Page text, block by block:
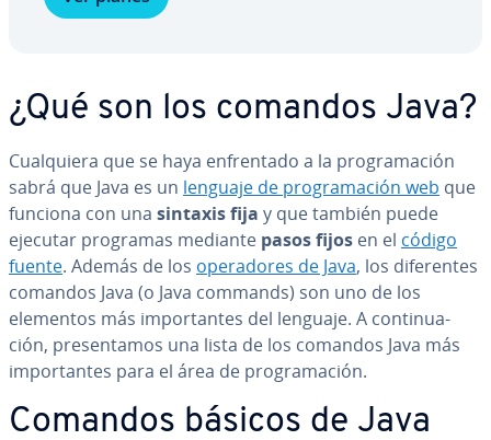
¿Qué son los comandos Java?
Cua­l­quie­ra que se haya en­fre­n­ta­do a la pro­gra­ma­ción
sabrá que Java es un lenguaje de pro­gra­ma­ción web que
funciona con una sintaxis fija y que también puede
ejecutar programas mediante pasos fijos en el código
fuente. Además de los ope­ra­do­res de Java, los di­fe­re­n­tes
comandos Java (o Java commands) son uno de los
elementos más im­po­r­ta­n­tes del lenguaje. A co­n­ti­nua­
ción, pre­se­n­ta­mos una lista de los comandos Java más
im­po­r­ta­n­tes para el área de pro­gra­ma­ción.
Comandos básicos de Java